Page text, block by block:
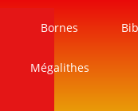
Bornes
Mégalithes